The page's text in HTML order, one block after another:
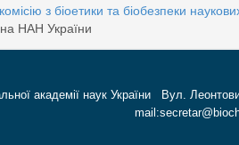
з біоетики та біобезпеки
НАН України
академії наук України Вул.